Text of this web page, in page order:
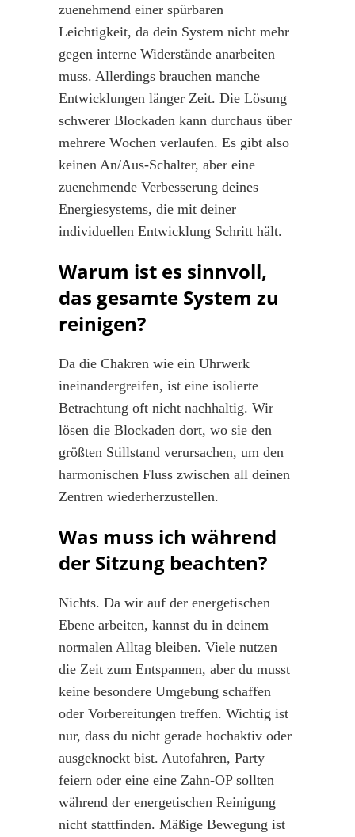
zuenehmend einer spürbaren
Leichtigkeit, da dein System nicht mehr
gegen interne Widerstände anarbeiten
muss. Allerdings brauchen manche
Entwicklungen länger Zeit. Die Lösung
schwerer Blockaden kann durchaus über
mehrere Wochen verlaufen. Es gibt also
keinen An/Aus-Schalter, aber eine
zuenehmende Verbesserung deines
Energiesystems, die mit deiner
individuellen Entwicklung Schritt hält.
Warum ist es sinnvoll,
das gesamte System zu
reinigen?
Da die Chakren wie ein Uhrwerk
ineinandergreifen, ist eine isolierte
Betrachtung oft nicht nachhaltig. Wir
lösen die Blockaden dort, wo sie den
größten Stillstand verursachen, um den
harmonischen Fluss zwischen all deinen
Zentren wiederherzustellen.
Was muss ich während
der Sitzung beachten?
Nichts. Da wir auf der energetischen
Ebene arbeiten, kannst du in deinem
normalen Alltag bleiben. Viele nutzen
die Zeit zum Entspannen, aber du musst
keine besondere Umgebung schaffen
oder Vorbereitungen treffen. Wichtig ist
nur, dass du nicht gerade hochaktiv oder
ausgeknockt bist. Autofahren, Party
feiern oder eine eine Zahn-OP sollten
während der energetischen Reinigung
nicht stattfinden. Mäßige Bewegung ist